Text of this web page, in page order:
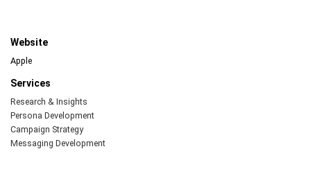
Website
Apple
Services
Research & Insights
Persona Development
Campaign Strategy
Messaging Development